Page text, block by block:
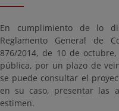
En cumplimiento de lo
Reglamento General de
876/2014, de 10 de
pública, por un plazo de
se puede consultar el
en su caso, presentar las
estimen.